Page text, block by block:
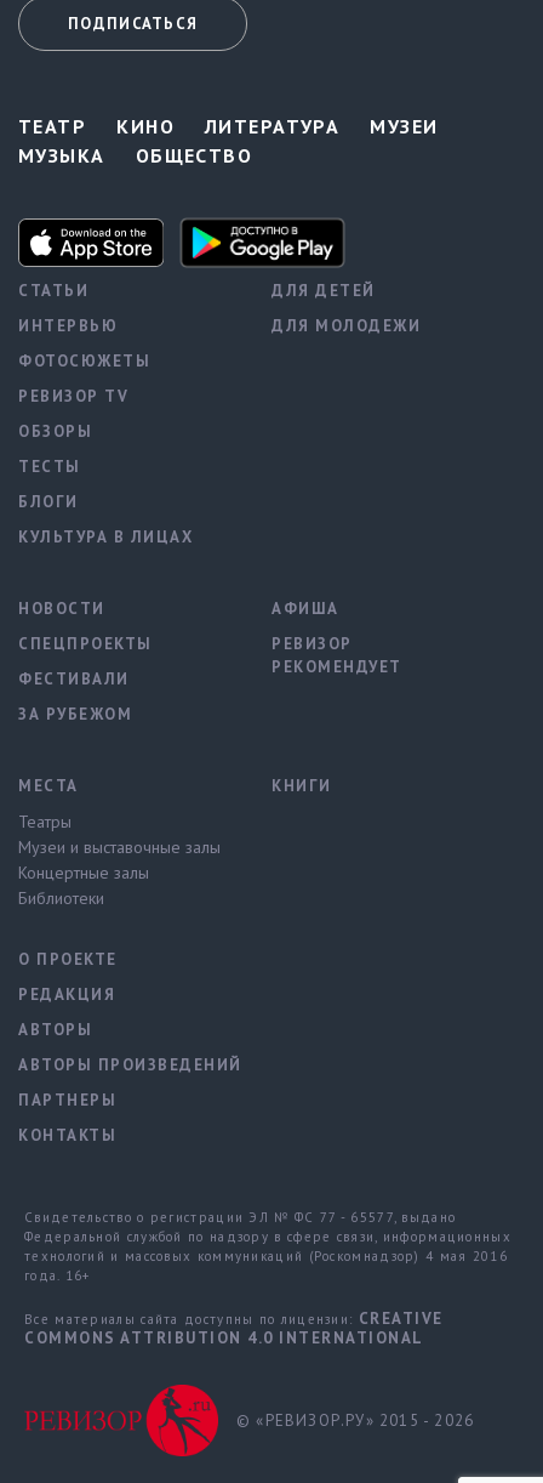
ПОДПИСАТЬСЯ
ТЕАТР КИНО ЛИТЕРАТУРА
МУЗЕИ
МУЗЫКА
ОБЩЕСТВО
СТАТЬИ
ИНТЕРВЬЮ
ФОТОСЮЖЕТЫ
РЕВИЗОР TV
ОБЗОРЫ
ТЕСТЫ
БЛОГИ
КУЛЬТУРА В ЛИЦАХ
ДЛЯ ДЕТЕЙ
ДЛЯ МОЛОДЕЖИ
НОВОСТИ
СПЕЦПРОЕКТЫ
ФЕСТИВАЛИ
ЗА РУБЕЖОМ
АФИША
РЕВИЗОР
РЕКОМЕНДУЕТ
МЕСТА
Театры
Музеи и выставочные залы
Концертные залы
Библиотеки
КНИГИ
О ПРОЕКТЕ
РЕДАКЦИЯ
АВТОРЫ
АВТОРЫ ПРОИЗВЕДЕНИЙ
ПАРТНЕРЫ
КОНТАКТЫ
Свидетельство о регистрации ЭЛ № ФС 77 - 65577, выдано
Федеральной службой по надзору в сфере связи, информационных
технологий и массовых коммуникаций (Роскомнадзор) 4 мая 2016
года. 16+
Все материалы сайта доступны по лицензии: CREATIVE
COMMONS ATTRIBUTION 4.0 INTERNATIONAL
© «РЕВИЗОР.РУ» 2015 - 2026